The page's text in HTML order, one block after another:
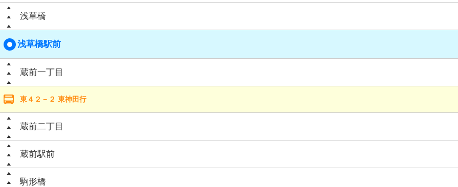
浅草橋
浅草橋駅前
蔵前一丁目
東４２－２ 東神田行
蔵前二丁目
蔵前駅前
駒形橋